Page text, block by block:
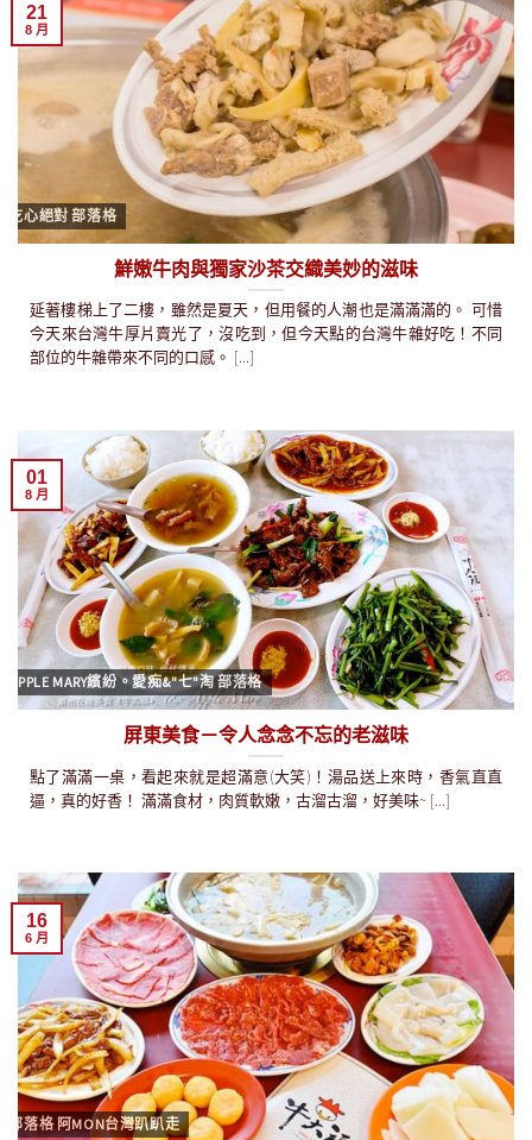
吃心絕對 部落格
鮮嫩牛肉與獨家沙茶交織美妙的滋味
延著樓梯上了二樓，雖然是夏天，但用餐的人潮也是滿滿滿的。 可惜
今天來台灣牛厚片賣光了，沒吃到，但今天點的台灣牛雜好吃！不同
部位的牛雜帶來不同的口感。 [...]
21
8 月
APPLE MARY繽紛。愛痴&"七"淘 部落格
屏東美食－令人念念不忘的老滋味
點了滿滿一桌，看起來就是超滿意(大笑)！湯品送上來時，香氣直直
逼，真的好香！ 滿滿食材，肉質軟嫩，古溜古溜，好美味~ [...]
01
8 月
部落格 阿MON台灣趴趴走
16
6 月